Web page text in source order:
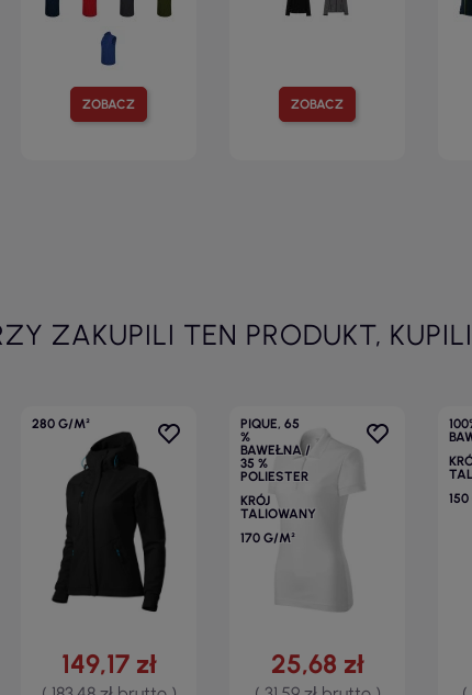
ZOBACZ ZOBACZ
ZAKUPILI TEN PRODUKT,
280 G/M²
149,17 zł
PIQUE, 65
%
BAWEŁNA /
35 %
POLIESTER
KRÓJ
TALIOWANY
170 G/M²
25,68 zł